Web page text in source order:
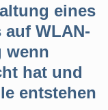
eines
WLAN-
wenn
hat und
entstehen